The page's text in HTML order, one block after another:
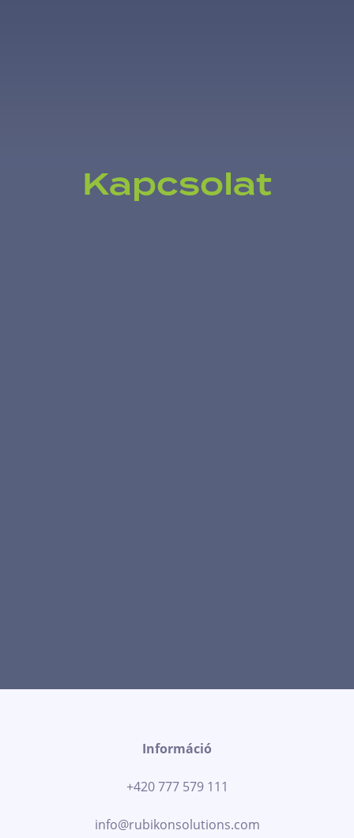
Kapcsolat
Információ
+420 777 579 111
info@rubikonsolutions.com